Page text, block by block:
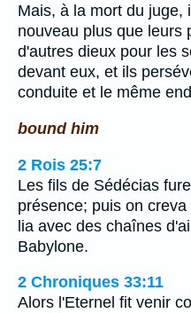
Mais, à la mort du juge,
nouveau plus que leurs
d'autres dieux pour les
devant eux, et ils
conduite et le même
bound him
2 Rois 25:7
Les fils de Sédécias
présence; puis on
lia avec des chaînes
Babylone.
2 Chroniques 33:11
Alors l'Eternel fit venir